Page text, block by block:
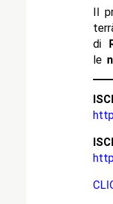
Il
di
le